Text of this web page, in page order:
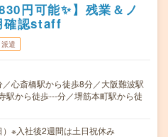
円可能✨】残業＆ノ
確認staff
派遣
心斎橋駅から徒歩8分／大阪難波駅
駅から徒歩---分／堺筋本町駅から徒
※入社後2週間は土日祝休み